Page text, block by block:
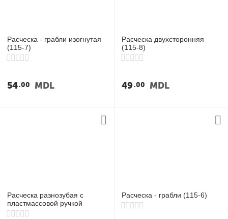
Расческа - грабли изогнутая
(115-7)
54 00 MDL
Расческа двухсторонняя
(115-8)
49 00 MDL
Расческа разнозубая с
пластмассовой ручкой
Расческа - грабли (115-6)